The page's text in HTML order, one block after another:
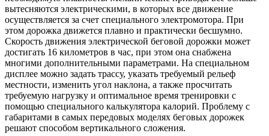
вытесняются электрическими, в которых все движение
осуществляется за счет специального электромотора. При
этом дорожка движется плавно и практически бесшумно.
Скорость движения электрической беговой дорожки может
достигать 16 километров в час, при этом она снабжена
многими дополнительными параметрами. На специальном
дисплее можно задать трассу, указать требуемый рельеф
местности, изменить угол наклона, а также просчитать
требуемую нагрузку и оптимальное время тренировки с
помощью специального калькулятора калорий. Проблему с
габаритами в самых передовых моделях беговых дорожек
решают способом вертикального сложения.